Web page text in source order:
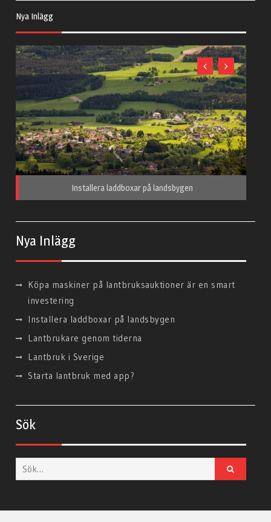
Nya Inlägg
Installera laddboxar på landsbygen
Nya Inlägg
Köpa maskiner på lantbruksauktioner är en smart
investering
Installera laddboxar på landsbygen
Lantbrukare genom tiderna
Lantbruk i Sverige
Starta lantbruk med app?
Sök
Sök